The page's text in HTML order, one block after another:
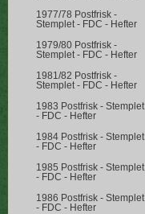
1977/78 Postfrisk -
Stemplet - FDC - Hefter
1979/80 Postfrisk -
Stemplet - FDC - Hefter
1981/82 Postfrisk -
Stemplet - FDC - Hefter
1983 Postfrisk - Stemplet
- FDC - Hefter
1984 Postfrisk - Stemplet
- FDC - Hefter
1985 Postfrisk - Stemplet
- FDC - Hefter
1986 Postfrisk - Stemplet
- FDC - Hefter